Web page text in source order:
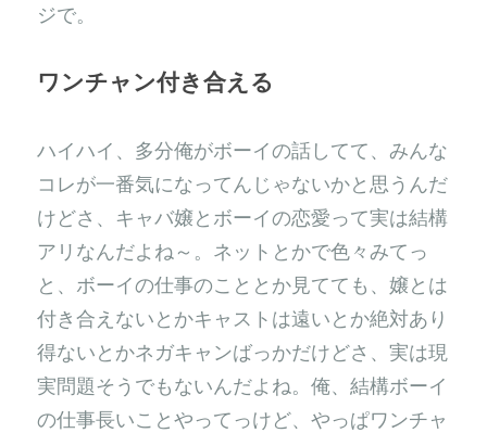
ジで。
ワンチャン付き合える
ハイハイ、多分俺がボーイの話してて、みんな
コレが一番気になってんじゃないかと思うんだ
けどさ、キャバ嬢とボーイの恋愛って実は結構
アリなんだよね～。ネットとかで色々みてっ
と、ボーイの仕事のこととか見てても、嬢とは
付き合えないとかキャストは遠いとか絶対あり
得ないとかネガキャンばっかだけどさ、実は現
実問題そうでもないんだよね。俺、結構ボーイ
の仕事長いことやってっけど、やっぱワンチャ